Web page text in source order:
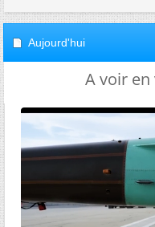
Aujourd'hui
A voir